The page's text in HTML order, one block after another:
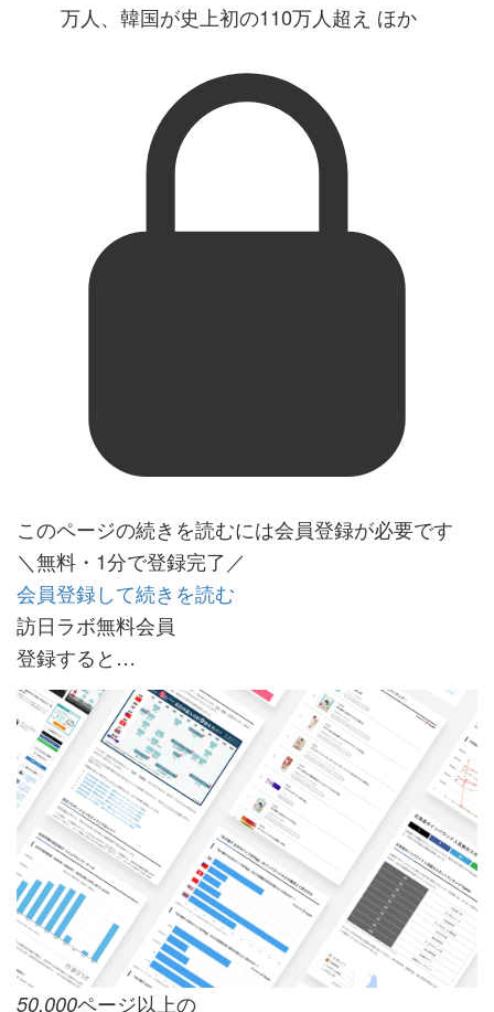
万人、韓国が史上初の110万人超え ほか
このページの続きを読むには会員登録が必要です
＼無料・1分で登録完了／
会員登録して続きを読む
訪日ラボ無料会員
登録すると…
50,000ページ以上の